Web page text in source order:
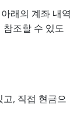
래의 계좌 내역
참조할 수 있도
, 직접 현금으